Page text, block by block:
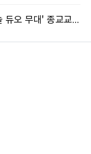
제72회 광화문음악회, 20일 '김대환·김하늘 듀오 무대' 종교교회서 무료 개최